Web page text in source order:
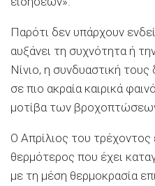
Παρότι δεν υπάρχουν
αυξάνει τη συχνότητα ή
Νίνιο, η συνδυαστική
σε πιο ακραία καιρικά
μοτίβα των
Ο Απρίλιος του τρέχοντος
θερμότερος που έχει
με τη μέση θερμοκρασία